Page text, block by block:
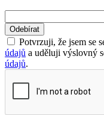
Odebírat
Potvrzuji, že jsem se
údajů a uděluji výslovný
údajů.